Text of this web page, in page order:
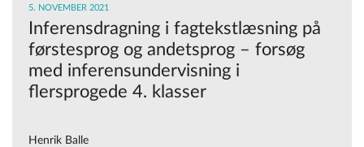
5. NOVEMBER 2021
Inferensdragning i fagtekstlæsning på
førstesprog og andetsprog – forsøg
med inferensundervisning i
flersprogede 4. klasser
Henrik Balle